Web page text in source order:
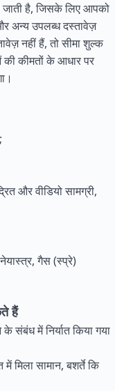
है, जिसके लिए आपको
अन्य उपलब्ध दस्तावेज़
नहीं हैं, तो सीमा शुल्क
की कीमतों के आधार पर
और वीडियो सामग्री,
गैस (स्प्रे)
हैं
संबंध में निर्यात किया गया
मिला सामान, बशर्ते कि